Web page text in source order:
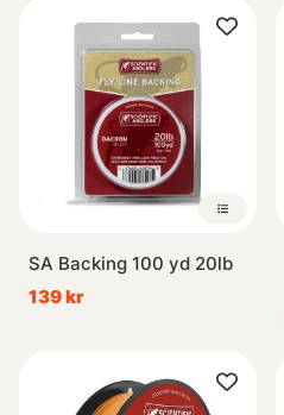
SA Backing 100 yd 20lb
139 kr